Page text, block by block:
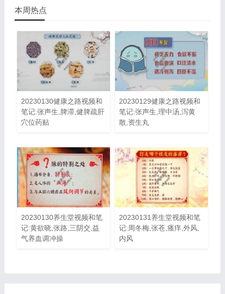
本周热点
20230130健康之路视频和
笔记:张声生,脾滞,健脾疏肝
穴位药贴
20230129健康之路视频和
笔记:张声生,理中汤,泻黄
散,资生丸
20230130养生堂视频和笔
记:黄欲晓,张路,三阴交,益
气养血调冲操
20230131养生堂视频和笔
记:周冬梅,张苍,瘙痒,外风,
内风